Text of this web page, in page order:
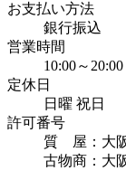
お支払い方法
銀行振込
営業時間
10:00～
定休日
日曜 祝日
許可番号
質 屋：大阪
古物商：大